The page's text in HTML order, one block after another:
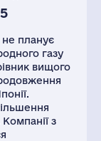
планує
газу
вищого
з